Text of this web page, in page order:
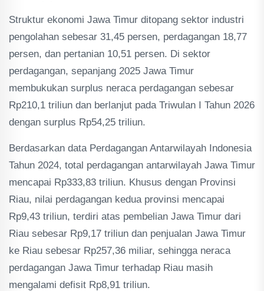
Struktur ekonomi Jawa Timur ditopang sektor industri
pengolahan sebesar 31,45 persen, perdagangan 18,77
persen, dan pertanian 10,51 persen. Di sektor
perdagangan, sepanjang 2025 Jawa Timur
membukukan surplus neraca perdagangan sebesar
Rp210,1 triliun dan berlanjut pada Triwulan I Tahun 2026
dengan surplus Rp54,25 triliun.
Berdasarkan data Perdagangan Antarwilayah Indonesia
Tahun 2024, total perdagangan antarwilayah Jawa Timur
mencapai Rp333,83 triliun. Khusus dengan Provinsi
Riau, nilai perdagangan kedua provinsi mencapai
Rp9,43 triliun, terdiri atas pembelian Jawa Timur dari
Riau sebesar Rp9,17 triliun dan penjualan Jawa Timur
ke Riau sebesar Rp257,36 miliar, sehingga neraca
perdagangan Jawa Timur terhadap Riau masih
mengalami defisit Rp8,91 triliun.